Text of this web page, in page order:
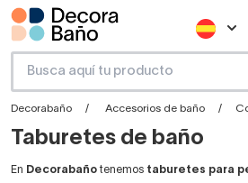
Decorabaño Accesorios de baño
Taburetes de baño
En Decorabaño tenemos taburetes para